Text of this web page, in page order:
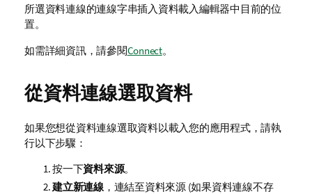
所選資料連線的連線字串插入 資料載入編輯器中目前的位
置。
如需詳細資訊，請參閱Connect。
從資料連線選取資料
如果您想從資料連線選取資料以載入您的應用程式，請執
行以下步驟：
按一下資料來源。
建立新連線，連結至資料來源 (如果資料連線不存